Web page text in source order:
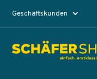
Geschäftskunden